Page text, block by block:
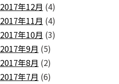
2017年12月 (4)
2017年11月 (4)
2017年10月 (3)
2017年9月 (5)
2017年8月 (2)
2017年7月 (6)